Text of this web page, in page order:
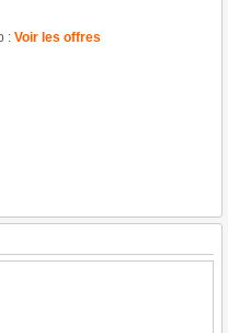
: Voir les offres